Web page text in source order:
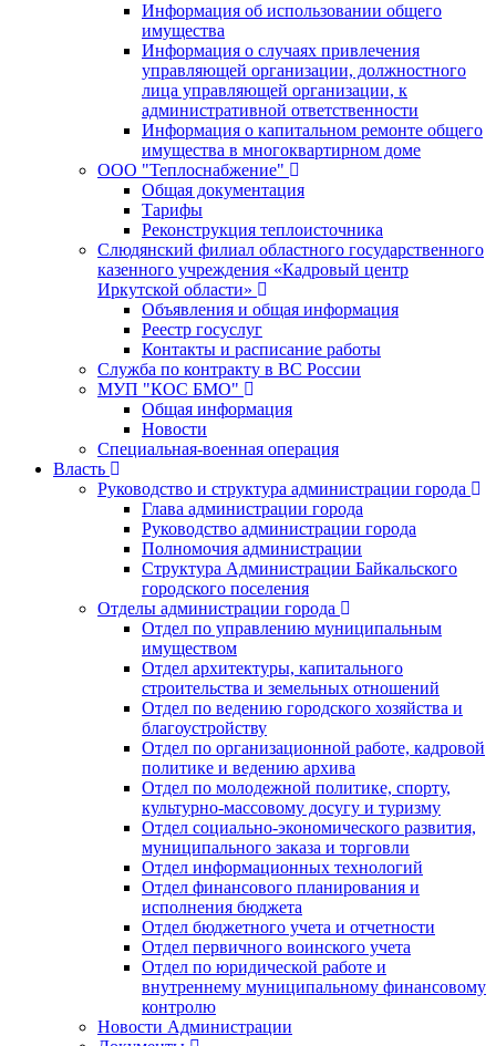
Информация об использовании общего
имущества
Информация о случаях привлечения
управляющей организации, должностного
лица управляющей организации, к
административной ответственности
Информация о капитальном ремонте общего
имущества в многоквартирном доме
ООО "Теплоснабжение"
Общая документация
Тарифы
Реконструкция теплоисточника
Слюдянский филиал областного государственного
казенного учреждения «Кадровый центр
Иркутской области»
Объявления и общая информация
Реестр госуслуг
Контакты и расписание работы
Служба по контракту в ВС России
МУП "КОС БМО"
Общая информация
Новости
Специальная-военная операция
Власть
Руководство и структура администрации города
Глава администрации города
Руководство администрации города
Полномочия администрации
Структура Администрации Байкальского
городского поселения
Отделы администрации города
Отдел по управлению муниципальным
имуществом
Отдел архитектуры, капитального
строительства и земельных отношений
Отдел по ведению городского хозяйства и
благоустройству
Отдел по организационной работе, кадровой
политике и ведению архива
Отдел по молодежной политике, спорту,
культурно-массовому досугу и туризму
Отдел социально-экономического развития,
муниципального заказа и торговли
Отдел информационных технологий
Отдел финансового планирования и
исполнения бюджета
Отдел бюджетного учета и отчетности
Отдел первичного воинского учета
Отдел по юридической работе и
внутреннему муниципальному финансовому
контролю
Новости Администрации